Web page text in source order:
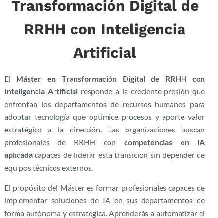
Transformación Digital de
RRHH con Inteligencia
Artificial
El Máster en Transformación Digital de RRHH con
Inteligencia Artificialresponde a la creciente presión que
enfrentan los departamentos de recursos humanos para
adoptar tecnología que optimice procesos y aporte valor
estratégico a la dirección. Las organizaciones buscan
profesionales de RRHH con competencias en IA
aplicadacapaces de liderar esta transición sin depender de
equipos técnicos externos.
El propósito del Máster es formar profesionales capaces de
implementar soluciones de IA en sus departamentos de
forma autónoma y estratégica. Aprenderás a automatizar el